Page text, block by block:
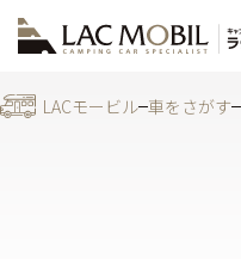
LACモービル 車をさがす